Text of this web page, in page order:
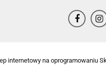
internetowy na oprogramowaniu